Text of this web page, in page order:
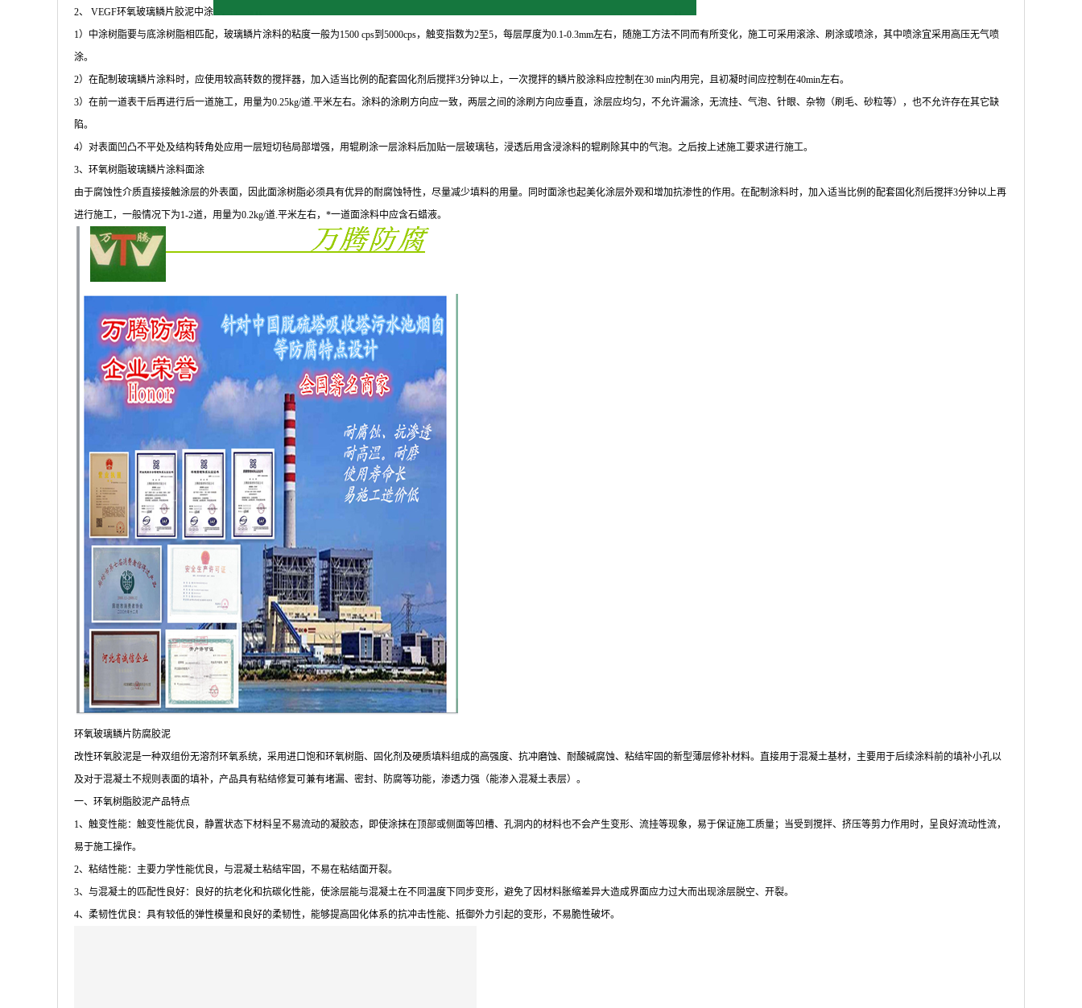
2、 VEGF环氧玻璃鳞片胶泥中涂
1）中涂树脂要与底涂树脂相匹配，玻璃鳞片涂料的粘度一般为1500 cps到5000cps，触变指数为2至5，每层厚度为0.1-0.3mm左右，随施工方法不同而有所变化，施工可采用滚涂、刷涂或喷涂，其中喷涂宜采用高压无气喷
涂。
2）在配制玻璃鳞片涂料时，应使用较高转数的搅拌器，加入适当比例的配套固化剂后搅拌3分钟以上，一次搅拌的鳞片胶涂料应控制在30 min内用完，且初凝时间应控制在40min左右。
3）在前一道表干后再进行后一道施工，用量为0.25kg/道.平米左右。涂料的涂刷方向应一致，两层之间的涂刷方向应垂直，涂层应均匀，不允许漏涂，无流挂、气泡、针眼、杂物（刷毛、砂粒等），也不允许存在其它缺
陷。
4）对表面凹凸不平处及结构转角处应用一层短切毡局部增强，用辊刷涂一层涂料后加贴一层玻璃毡，浸透后用含浸涂料的辊刷除其中的气泡。之后按上述施工要求进行施工。
3、环氧树脂玻璃鳞片涂料面涂
由于腐蚀性介质直接接触涂层的外表面，因此面涂树脂必须具有优异的耐腐蚀特性，尽量减少填料的用量。同时面涂也起美化涂层外观和增加抗渗性的作用。在配制涂料时，加入适当比例的配套固化剂后搅拌3分钟以上再
进行施工，一般情况下为1-2道，用量为0.2kg/道.平米左右，*一道面涂料中应含石蜡液。
环氧玻璃鳞片防腐胶泥
改性环氧胶泥是一种双组份无溶剂环氧系统，采用进口饱和环氧树脂、固化剂及硬质填料组成的高强度、抗冲磨蚀、耐酸碱腐蚀、粘结牢固的新型薄层修补材料。直接用于混凝土基材，主要用于后续涂料前的填补小孔以
及对于混凝土不规则表面的填补，产品具有粘结修复可兼有堵漏、密封、防腐等功能，渗透力强（能渗入混凝土表层）。
一、环氧树脂胶泥产品特点
1、触变性能：触变性能优良，静置状态下材料呈不易流动的凝胶态，即使涂抹在顶部或侧面等凹槽、孔洞内的材料也不会产生变形、流挂等现象，易于保证施工质量；当受到搅拌、挤压等剪力作用时，呈良好流动性流，
易于施工操作。
2、粘结性能：主要力学性能优良，与混凝土粘结牢固，不易在粘结面开裂。
3、与混凝土的匹配性良好：良好的抗老化和抗碳化性能，使涂层能与混凝土在不同温度下同步变形，避免了因材料胀缩差异大造成界面应力过大而出现涂层脱空、开裂。
4、柔韧性优良：具有较低的弹性模量和良好的柔韧性，能够提高固化体系的抗冲击性能、抵御外力引起的变形，不易脆性破坏。